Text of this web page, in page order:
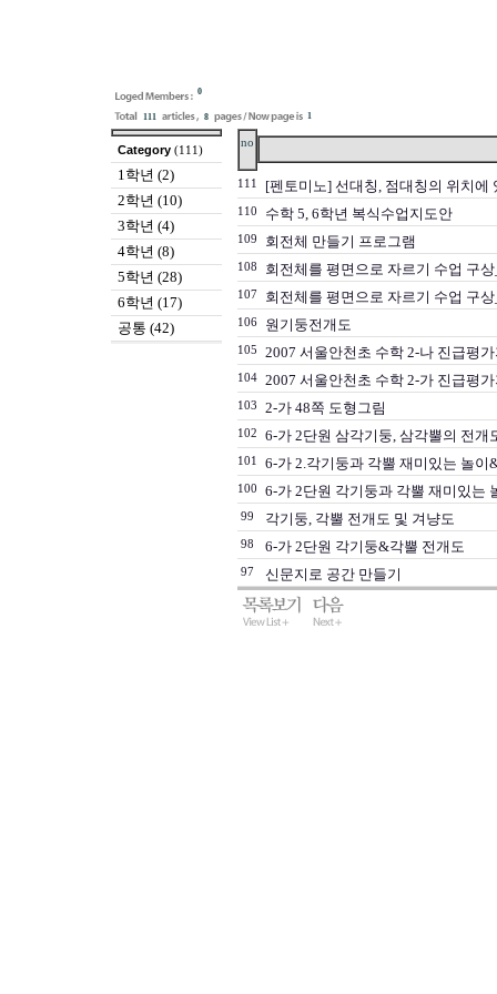
0
111 8 1
Category (111)
1학년 (2)
2학년 (10)
3학년 (4)
4학년 (8)
5학년 (28)
6학년 (17)
공통 (42)
no
111 [펜토미노] 선대칭, 점대칭의 위치에
110 수학 5, 6학년 복식수업지도안
109 회전체 만들기 프로그램
108 회전체를 평면으로 자르기 수업 구
107 회전체를 평면으로 자르기 수업 구
106 원기둥전개도
105 2007 서울안천초 수학 2-나 진급평
104 2007 서울안천초 수학 2-가 진급평
103 2-가 48쪽 도형그림
102 6-가 2단원 삼각기둥, 삼각뿔의 전개
101 6-가 2.각기둥과 각뿔 재미있는 놀
100 6-가 2단원 각기둥과 각뿔 재미있는
99 각기둥, 각뿔 전개도 및 겨냥도
98 6-가 2단원 각기둥&각뿔 전개도
97 신문지로 공간 만들기